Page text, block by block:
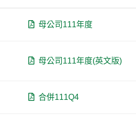
母公司111年度
母公司111年度(英文版)
合併111Q4